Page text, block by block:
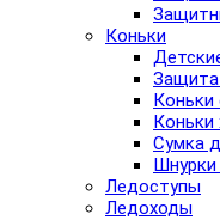
Коньки
Защита
Коньки
Коньки
Сумка
Шнурки
Ледоступы
Ледоходы